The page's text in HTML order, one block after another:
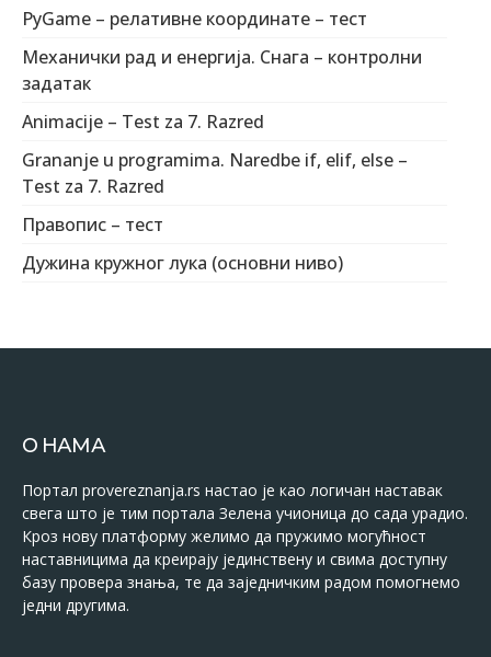
PyGame – релативне координате – тест
Механички рад и енергија. Снага – контролни
задатак
Animacije – Test za 7. Razred
Grananje u programima. Naredbe if, elif, else –
Test za 7. Razred
Правопис – тест
Дужина кружног лука (основни ниво)
О НАМА
Портал provereznanja.rs настао је као логичан наставак
свега што је тим портала Зелена учионица до сада урадио.
Кроз нову платформу желимо да пружимо могућност
наставницима да креирају јединствену и свима доступну
базу провера знања, те да заједничким радом помогнемо
једни другима.